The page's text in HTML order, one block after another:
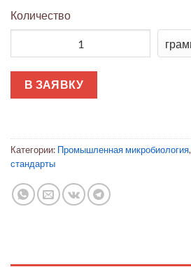
Количество
В ЗАЯВКУ
Категории: Промышленная микробиология,
стандарты